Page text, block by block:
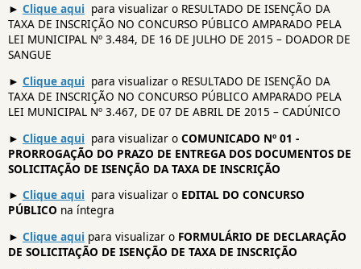
► Clique aqui para visualizar o RESULTADO DE ISENÇÃO DA
TAXA DE INSCRIÇÃO NO CONCURSO PÚBLICO AMPARADO PELA
LEI MUNICIPAL Nº 3.484, DE 16 DE JULHO DE 2015 – DOADOR DE
SANGUE
► Clique aqui para visualizar o RESULTADO DE ISENÇÃO DA
TAXA DE INSCRIÇÃO NO CONCURSO PÚBLICO AMPARADO PELA
LEI MUNICIPAL Nº 3.467, DE 07 DE ABRIL DE 2015 – CADÚNICO
► Clique aqui para visualizar o COMUNICADO Nº 01 -
PRORROGAÇÃO DO PRAZO DE ENTREGA DOS DOCUMENTOS DE
SOLICITAÇÃO DE ISENÇÃO DA TAXA DE INSCRIÇÃO
► Clique aqui para visualizar o EDITAL DO CONCURSO
PÚBLICO na íntegra
► Clique aqui para visualizar o FORMULÁRIO DE DECLARAÇÃO
DE SOLICITAÇÃO DE ISENÇÃO DE TAXA DE INSCRIÇÃO